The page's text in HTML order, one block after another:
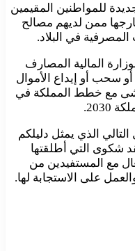
للمواطنين المقيمين
ممن لديهم مصالح
المصرفية في البلاد.
المالية المصارف
سحب أو إيداع الأموال
مع خطط المملكة في
التالي الذي يمثل دليلكم
شكوى التي أطلقتها
مع المستفيدين من
على الاستجابة لها.